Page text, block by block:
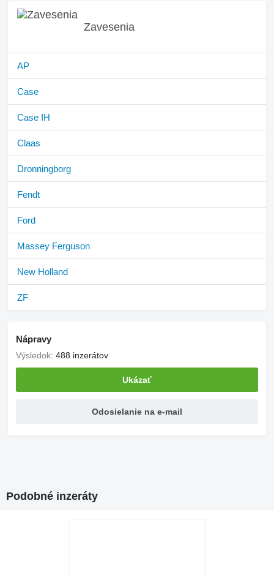
Zavesenia
AP
Case
Case IH
Claas
Dronningborg
Fendt
Ford
Massey Ferguson
New Holland
ZF
Nápravy
Výsledok: 488 inzerátov
Ukázať
Odosielanie na e-mail
Podobné inzeráty